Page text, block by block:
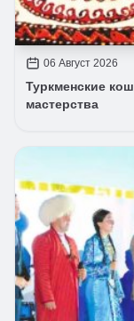
06 Август 2026
Туркменские
мастерства